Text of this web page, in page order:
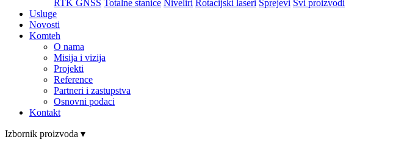
RTK GNSS Totalne stanice Niveliri Rotacijski laseri Sprejevi Svi proizvodi
Usluge
Novosti
Komteh
O nama
Misija i vizija
Projekti
Reference
Partneri i zastupstva
Osnovni podaci
Kontakt
Izbornik proizvoda ▾